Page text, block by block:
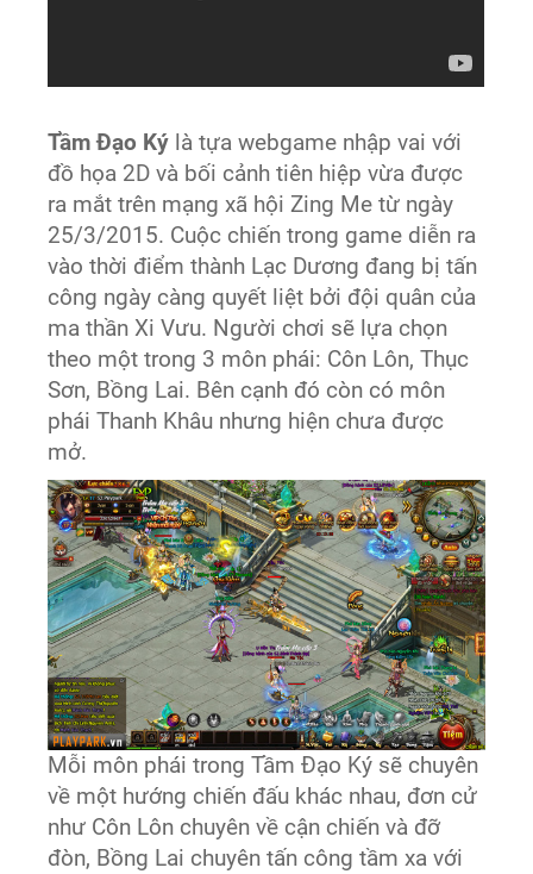
Tầm Đạo Ký là tựa webgame nhập vai với
đồ họa 2D và bối cảnh tiên hiệp vừa được
ra mắt trên mạng xã hội Zing Me từ ngày
25/3/2015. Cuộc chiến trong game diễn ra
vào thời điểm thành Lạc Dương đang bị tấn
công ngày càng quyết liệt bởi đội quân của
ma thần Xi Vưu. Người chơi sẽ lựa chọn
theo một trong 3 môn phái: Côn Lôn, Thục
Sơn, Bồng Lai. Bên cạnh đó còn có môn
phái Thanh Khâu nhưng hiện chưa được
mở.
Mỗi môn phái trong Tầm Đạo Ký sẽ chuyên
về một hướng chiến đấu khác nhau, đơn cử
như Côn Lôn chuyên về cận chiến và đỡ
đòn, Bồng Lai chuyên tấn công tầm xa với